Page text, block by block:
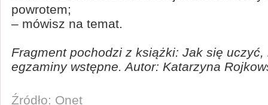
powrotem;
– mówisz na temat.
Fragment pochodzi z książki: Jak się
egzaminy wstępne. Autor: Katarzyna
Źródło: Onet